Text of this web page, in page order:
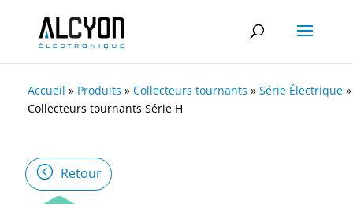
Accueil » Produits » Collecteurs tournants » Série Électrique »
Collecteurs tournants Série H
Retour